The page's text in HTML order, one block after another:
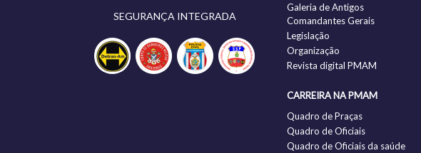
SEGURANÇA INTEGRADA
Galeria de Antigos
Comandantes Gerais
Legislação
Organização
Revista digital PMAM
CARREIRA NA PMAM
Quadro de Praças
Quadro de Oficiais
Quadro de Oficiais da saúde